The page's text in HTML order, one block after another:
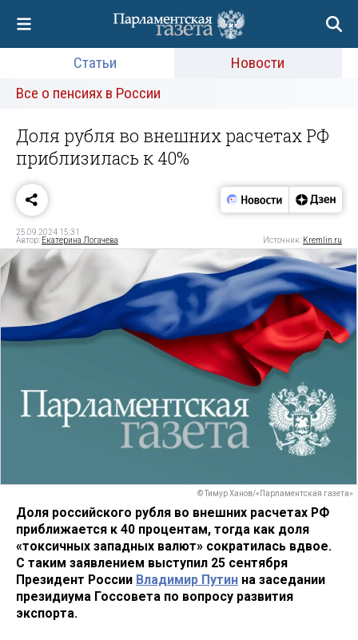
Статьи
Новости
Все о пенсиях в России
Доля рубля во внешних расчетах РФ
приблизилась к 40%
25.09.2024 15:31
Автор: Екатерина Логачева Источник: Kremlin.ru
© Тимур Ханов/«Парламентская газета»
Доля российского рубля во внешних расчетах РФ
приближается к 40 процентам, тогда как доля
«токсичных западных валют» сократилась вдвое.
С таким заявлением выступил 25 сентября
Президент России Владимир Путин на заседании
президиума Госсовета по вопросу развития
экспорта.